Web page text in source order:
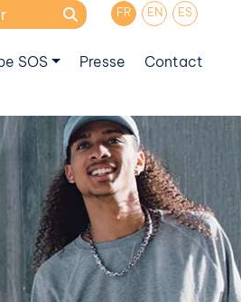
FR EN ES
SOS Presse Contact